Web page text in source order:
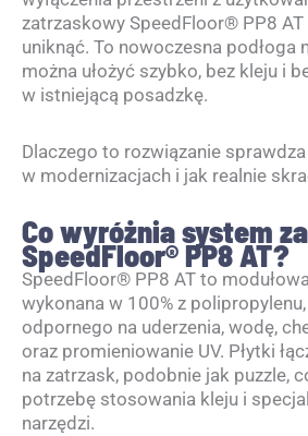
zatrzaskowy SpeedFloor® PP8
uniknąć. To nowoczesna podłoga
można ułożyć szybko, bez kleju i
w istniejącą posadzkę.
Dlaczego to rozwiązanie
w modernizacjach i jak realnie
Co wyróżnia system
SpeedFloor® PP8 AT?
SpeedFloor® PP8 AT to
wykonana w 100% z
odpornego na uderzenia, wodę,
oraz promieniowanie UV. Płytki
na zatrzask, podobnie jak puzzle,
potrzebę stosowania kleju i
narzędzi.